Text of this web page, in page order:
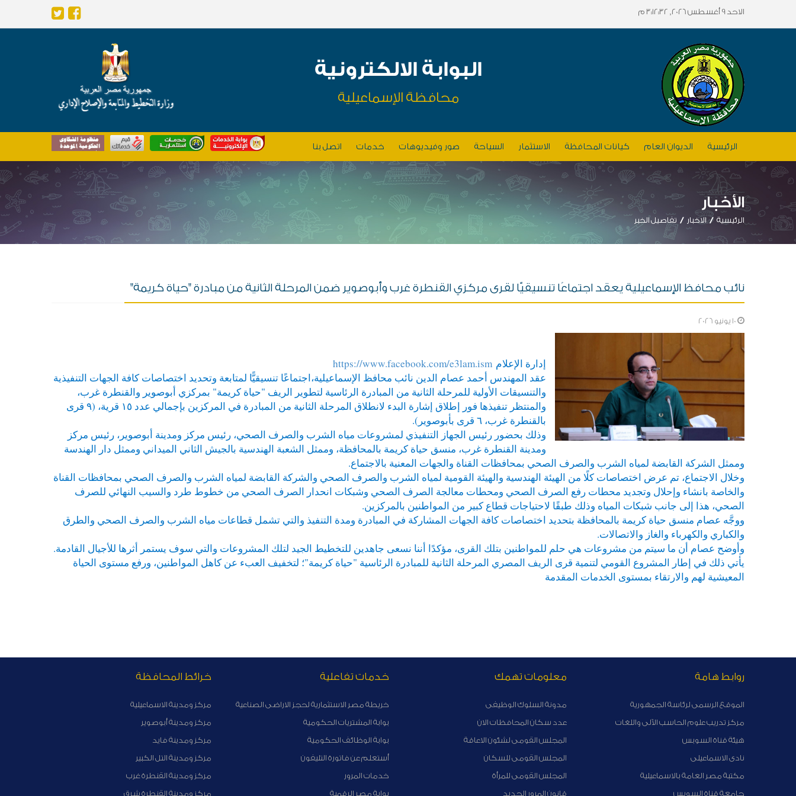
الاحد 9 أغسطس 2026, 3:12:32 م
البوابة الالكترونية
محافظة الإسماعيلية
الرئيسية الديوان العام كيانات المحافظة الاستثمار السياحة صور وفيديوهات خدمات اتصل بنا
الأخبار
الرئيسية الاخبار تفاصيل الخبر
نائب محافظ الإسماعيلية يعقد اجتماعًا تنسيقيًّا لقرى مركزي القنطرة غرب وأبوصوير ضمن المرحلة الثانية من مبادرة "حياة كريمة"
إدارة الإعلام https://www.facebook.com/e3lam.ism
عقد المهندس أحمد عصام الدين نائب محافظ الإسماعيلية،اجتماعًا تنسيقيًّا لمتابعة وتحديد اختصاصات كافة الجهات التنفيذية
والتنسيقات الأولية للمرحلة الثانية من المبادرة الرئاسية لتطوير الريف "حياة كريمة" بمركزي أبوصوير والقنطرة غرب،
والمنتظر تنفيذها فور إطلاق إشارة البدء لانطلاق المرحلة الثانية من المبادرة في المركزين بإجمالي عدد ١٥ قرية، (٩ قرى
بالقنطرة غرب، ٦ قرى بأبوصوير).
وذلك بحضور رئيس الجهاز التنفيذي لمشروعات مياه الشرب والصرف الصحي، رئيس مركز ومدينة أبوصوير، رئيس مركز
ومدينة القنطرة غرب، منسق حياة كريمة بالمحافظة، وممثل الشعبة الهندسية بالجيش الثاني الميداني وممثل دار الهندسة
وممثل الشركة القابضة لمياه الشرب والصرف الصحي بمحافظات القناة والجهات المعنية بالاجتماع.
وخلال الاجتماع، تم عرض اختصاصات كلًا من الهيئة الهندسية والهيئة القومية لمياه الشرب والصرف الصحي والشركة القابضة لمياه الشرب والصرف الصحي بمحافظات القناة
والخاصة بانشاء وإحلال وتجديد محطات رفع الصرف الصحي ومحطات معالجة الصرف الصحي وشبكات انحدار الصرف الصحي من خطوط طرد والسيب النهائي للصرف
الصحي، هذا إلى جانب شبكات المياه وذلك طبقًا لاحتياجات قطاع كبير من المواطنين بالمركزين.
ووجَّه عصام منسق حياة كريمة بالمحافظة بتحديد اختصاصات كافة الجهات المشاركة في المبادرة ومدة التنفيذ والتي تشمل قطاعات مياه الشرب والصرف الصحي والطرق
والكباري والكهرباء والغاز والاتصالات.
وأوضح عصام أن ما سيتم من مشروعات هي حلم للمواطنين بتلك القرى، مؤكدًا أننا نسعى جاهدين للتخطيط الجيد لتلك المشروعات والتي سوف يستمر أثرها للأجيال القادمة.
يأتي ذلك في إطار المشروع القومي لتنمية قرى الريف المصري المرحلة الثانية للمبادرة الرئاسية "حياة كريمة"؛ لتخفيف العبء عن كاهل المواطنين، ورفع مستوى الحياة
المعيشية لهم والارتقاء بمستوى الخدمات المقدمة
روابط هامة
الموقع الرسمى لرئاسة الجمهورية
مركز تدريب علوم الحاسب الآلى واللغات
هيئة قناة السوبس
نادى الاسماعيلى
مكتبة مصر العامة بالاسماعيلية
جامعة قناة السويس
معلومات تهمك
مدونة السلوك الوظيفى
عدد سكان المحافظات الان
المجلس القومى لشئون الاعاقة
المجلس القومى للسكان
المجلس القومى للمرأة
قانون المرور الجديد
خدمات تفاعلية
خريطة مصر الاستثمارية لحجز الاراضى الصناعية
بوابة المشتريات الحكومية
بوابة الوظائف الحكومية
أستعلم عن فاتورة التليفون
خدمات المرور
بوابة مصر الرقمية
خرائط المحافظة
مركز ومدينة الاسماعيلية
مركز ومدينة أبوصوير
مركز ومدينة فايد
مركز ومدينة التل الكبير
مركز ومدينة القنطرة غرب
مركز ومدينة القنطرة شرق